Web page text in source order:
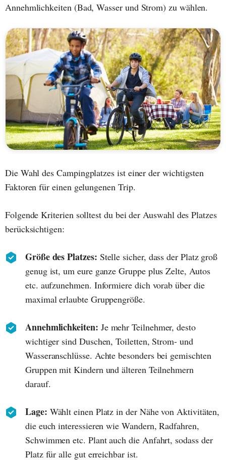
Annehmlichkeiten (Bad, Wasser und Strom) zu wählen.
Die Wahl des Campingplatzes ist einer der wichtigsten
Faktoren für einen gelungenen Trip.
Folgende Kriterien solltest du bei der Auswahl des Platzes
berücksichtigen:
Größe des Platzes: Stelle sicher, dass der Platz groß
genug ist, um eure ganze Gruppe plus Zelte, Autos
etc. aufzunehmen. Informiere dich vorab über die
maximal erlaubte Gruppengröße.
Annehmlichkeiten: Je mehr Teilnehmer, desto
wichtiger sind Duschen, Toiletten, Strom- und
Wasseranschlüsse. Achte besonders bei gemischten
Gruppen mit Kindern und älteren Teilnehmern
darauf.
Lage: Wählt einen Platz in der Nähe von Aktivitäten,
die euch interessieren wie Wandern, Radfahren,
Schwimmen etc. Plant auch die Anfahrt, sodass der
Platz für alle gut erreichbar ist.